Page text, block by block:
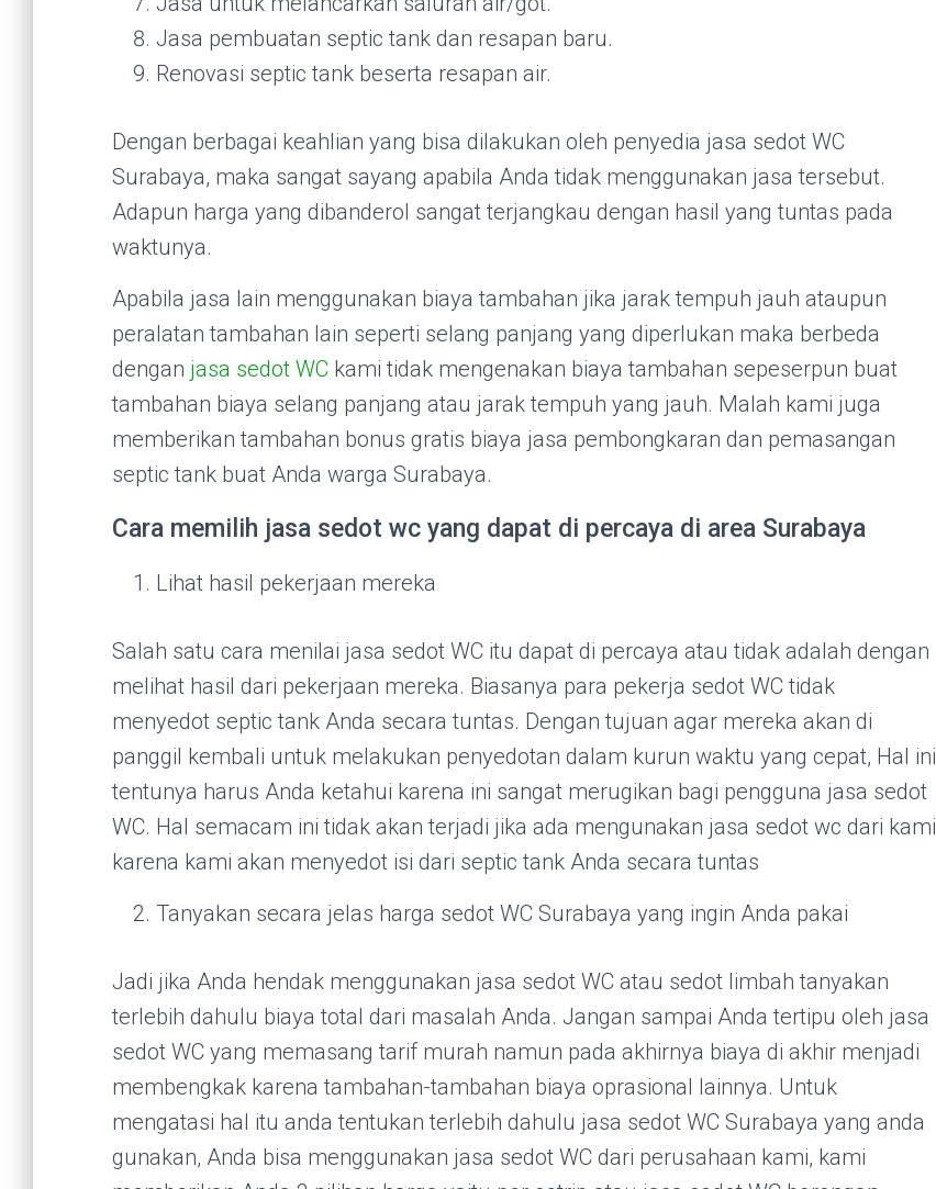
Jasa pembuatan septic tank dan resapan baru.
Renovasi septic tank beserta resapan air.
Dengan berbagai keahlian yang bisa dilakukan oleh penyedia jasa sedot WC
Surabaya, maka sangat sayang apabila Anda tidak menggunakan jasa tersebut.
Adapun harga yang dibanderol sangat terjangkau dengan hasil yang tuntas pada
waktunya.
Apabila jasa lain menggunakan biaya tambahan jika jarak tempuh jauh ataupun
peralatan tambahan lain seperti selang panjang yang diperlukan maka berbeda
dengan jasa sedot WC kami tidak mengenakan biaya tambahan sepeserpun buat
tambahan biaya selang panjang atau jarak tempuh yang jauh. Malah kami juga
memberikan tambahan bonus gratis biaya jasa pembongkaran dan pemasangan
septic tank buat Anda warga Surabaya.
Cara memilih jasa sedot wc yang dapat di percaya di area Surabaya
Lihat hasil pekerjaan mereka
Salah satu cara menilai jasa sedot WC itu dapat di percaya atau tidak adalah dengan
melihat hasil dari pekerjaan mereka. Biasanya para pekerja sedot WC tidak
menyedot septic tank Anda secara tuntas. Dengan tujuan agar mereka akan di
panggil kembali untuk melakukan penyedotan dalam kurun waktu yang cepat, Hal ini
tentunya harus Anda ketahui karena ini sangat merugikan bagi pengguna jasa sedot
WC. Hal semacam ini tidak akan terjadi jika ada mengunakan jasa sedot wc dari kami
karena kami akan menyedot isi dari septic tank Anda secara tuntas
Tanyakan secara jelas harga sedot WC Surabaya yang ingin Anda pakai
Jadi jika Anda hendak menggunakan jasa sedot WC atau sedot limbah tanyakan
terlebih dahulu biaya total dari masalah Anda. Jangan sampai Anda tertipu oleh jasa
sedot WC yang memasang tarif murah namun pada akhirnya biaya di akhir menjadi
membengkak karena tambahan-tambahan biaya oprasional lainnya. Untuk
mengatasi hal itu anda tentukan terlebih dahulu jasa sedot WC Surabaya yang anda
gunakan, Anda bisa menggunakan jasa sedot WC dari perusahaan kami, kami